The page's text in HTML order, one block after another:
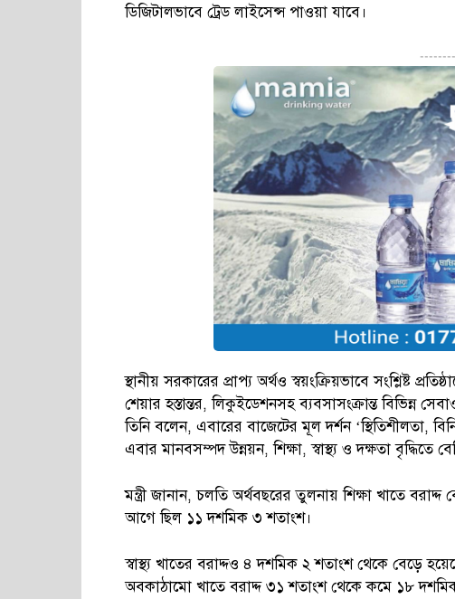
ডিজিটালভাবে ট্রেড লাইসেন্স পাওয়া যাবে।
স্থানীয় সরকারের প্রাপ্য অর্থও স্বয়ংক্রিয়ভাবে সংশ্লিষ্ট
শেয়ার হস্তান্তর, লিকুইডেশনসহ ব্যবসাসংক্রান্ত বিভিন্ন
তিনি বলেন, এবারের বাজেটের মূল দর্শন ‘স্থিতিশীলতা,
এবার মানবসম্পদ উন্নয়ন, শিক্ষা, স্বাস্থ্য ও দক্ষতা বৃদ্ধিতে
মন্ত্রী জানান, চলতি অর্থবছরের তুলনায় শিক্ষা খাতে
আগে ছিল ১১ দশমিক ৩ শতাংশ।
স্বাস্থ্য খাতের বরাদ্দও ৪ দশমিক ২ শতাংশ থেকে বেড়ে
অবকাঠামো খাতে বরাদ্দ ৩১ শতাংশ থেকে কমে ১৮